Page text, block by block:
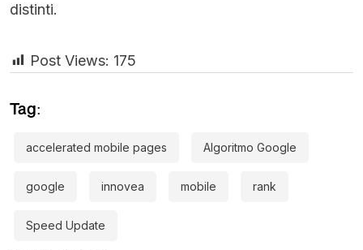
distinti.
Post Views: 175
Tag:
accelerated mobile pages Algoritmo Google
google innovea mobile rank
Speed Update